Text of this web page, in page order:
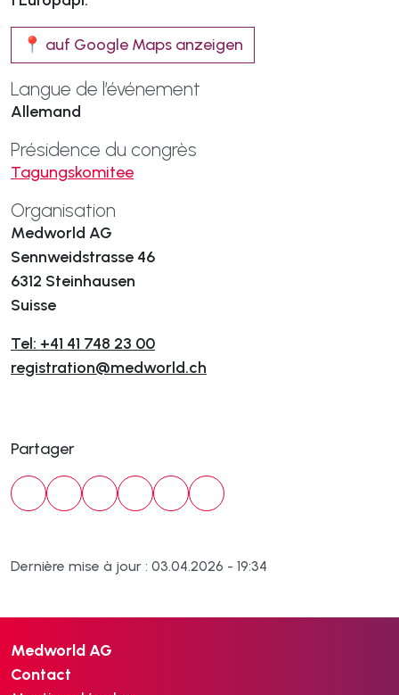
📍 auf Google Maps anzeigen
Langue de l’événement
Allemand
Présidence du congrès
Tagungskomitee
Organisation
Medworld AG
Sennweidstrasse 46
6312 Steinhausen
Suisse
Tel: +41 41 748 23 00
registration@medworld.ch
Partager
Dernière mise à jour : 03.04.2026 - 19:34
Medworld AG
Contact